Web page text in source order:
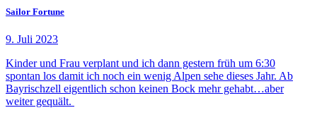
Sailor Fortune
9. Juli 2023
Kinder und Frau verplant und ich dann gestern früh um 6:30
spontan los damit ich noch ein wenig Alpen sehe dieses Jahr. Ab
Bayrischzell eigentlich schon keinen Bock mehr gehabt…aber
weiter gequält.